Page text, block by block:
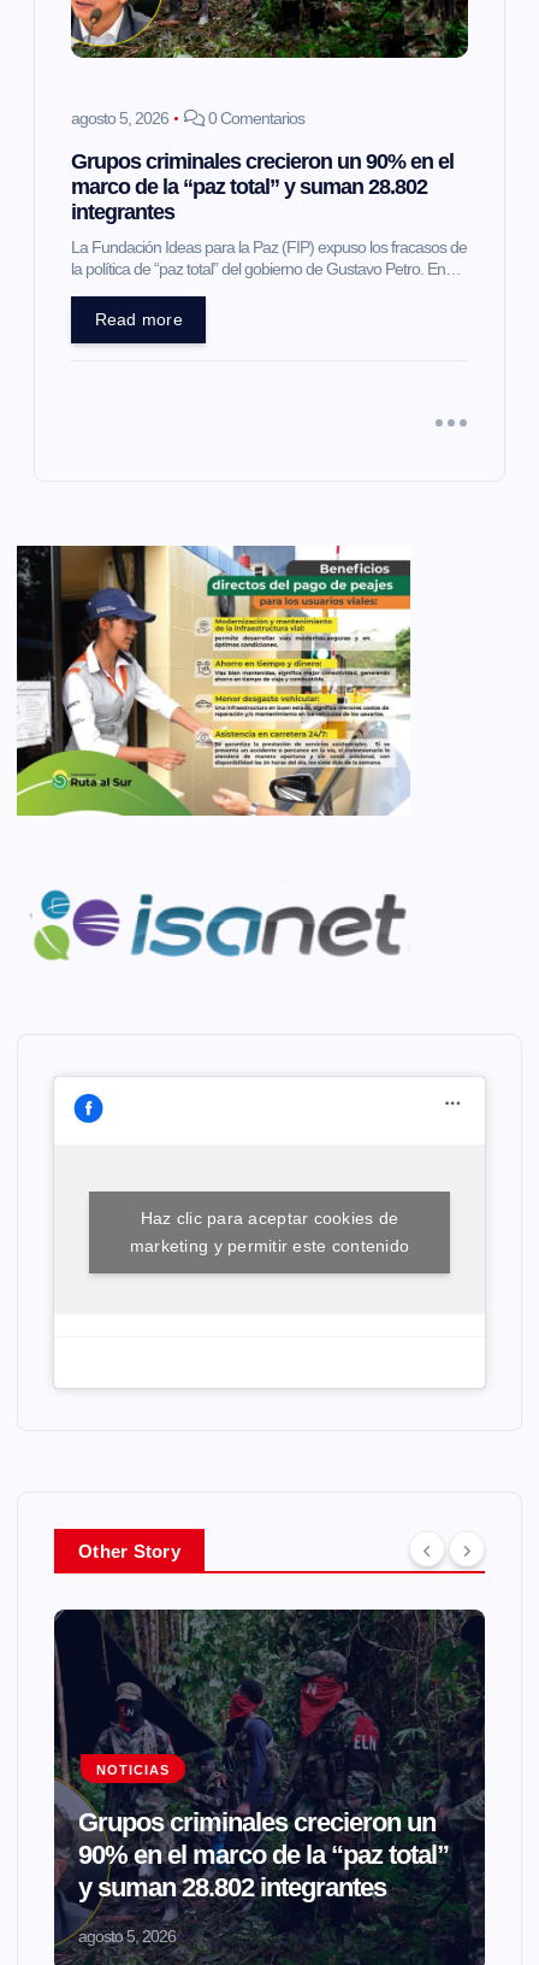
agosto 5, 2026 0 Comentarios
Grupos criminales crecieron un 90% en el
marco de la “paz total” y suman 28.802
integrantes
La Fundación Ideas para la Paz (FIP) expuso los fracasos de
la política de “paz total” del gobierno de Gustavo Petro. En…
Read more
Haz clic para aceptar cookies de
marketing y permitir este contenido
Other Story
NOTICIAS
Grupos criminales crecieron un
90% en el marco de la “paz total”
y suman 28.802 integrantes
agosto 5, 2026